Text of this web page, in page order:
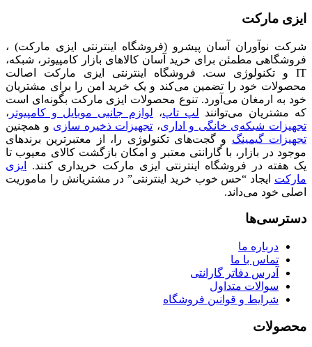
ایزی مارکت
شرکت نوآوران آسان پیشرو (فروشگاه اینترنتی ایزی مارکت) ،
فروشگاهی مطمئن برای خرید آسان کالاهای بازار کامپیوتر، شبکه،
IT و تکنولوژی ست. فروشگاه اینترنتی ایزی مارکت اصالت
محصولات خود را تضمین می‌کند و یک خرید امن را برای مشتریان
خود به ارمغان می‌آورد. تنوع محصولات ایزی مارکت بگونه‌ای است
که مشتریان می‌توانند لپ تاپ، لوازم جانبی موبایل و کامپیوتر ،
تجهیزات شبکه‌ی خانگی و اداری، تجهیزات ذخیره سازی و همچنین
تجهیزات گیمینگ و گجت‌های تکنولوژی را، از معتبرترین برندهای
موجود در بازار، با گارانتی معتبر و امکان بازگشت کالای معیوب تا
یک هفته در فروشگاه اینترنتی ایزی مارکت خریداری کنند.
ایزی
مارکت ایجاد “حس خوب خرید اینترنتی” در مشتریانش را ماموریت
اصلی خود می‌داند.
دسترسی‌ها
درباره ما
تماس با ما
آدرس دفاتر گارانتی
سوالات متداول
شرایط و قوانین فروشگاه
محصولات